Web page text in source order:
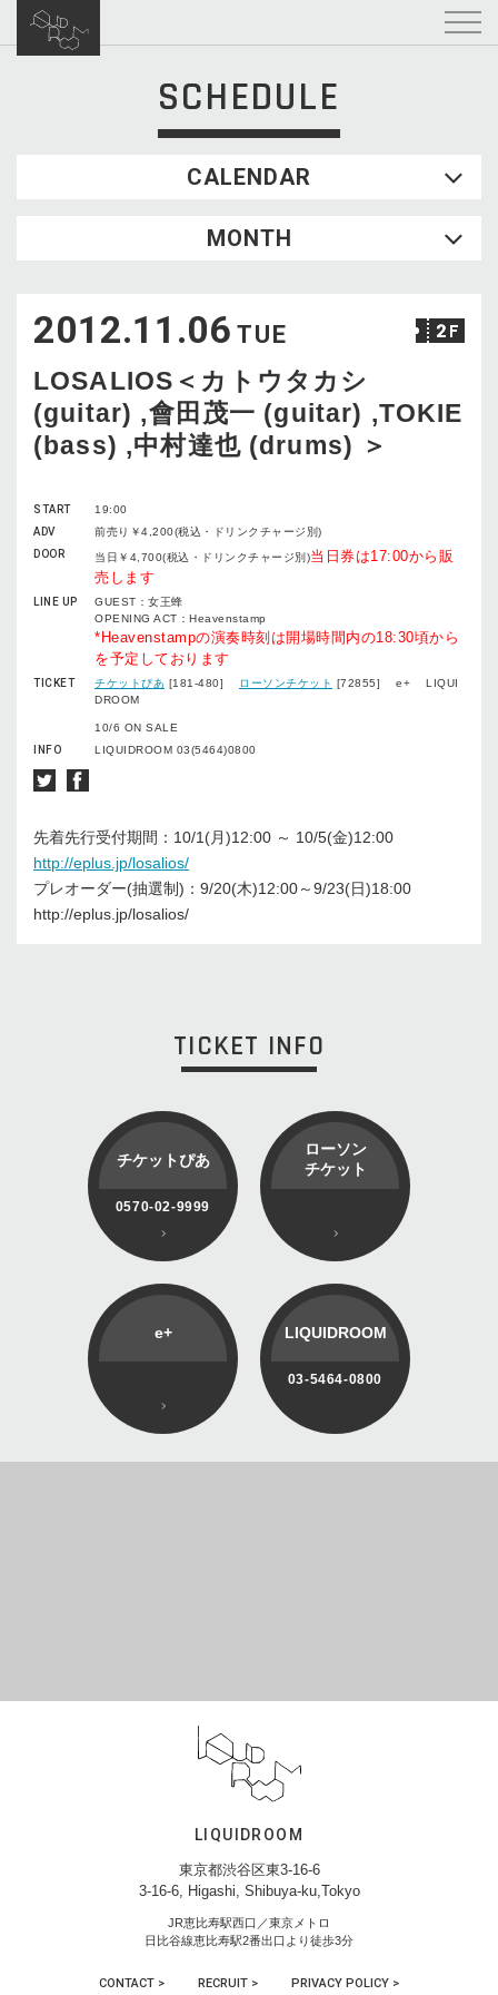
SCHEDULE
CALENDAR
WED
2
3 4 5
8
16
17 18 19 20 21
23
24 25 26 27 28
29
30
31
MONTH
2012.11.06 TUE
LOSALIOS＜カトウタカシ
(guitar) ,會田茂一 (guitar) ,TOKIE
(bass) ,中村達也 (drums) ＞
START
19:00
ADV
前売り￥4,200(税込・ドリンクチャージ別)
DOOR
当日￥4,700(税込・ドリンクチャージ別)当日券は17:00から販
売します
LINE UP
GUEST：女王蜂
OPENING ACT：Heavenstamp
*Heavenstampの演奏時刻は開場時間内の18:30頃から
を予定しております
TICKET チケットぴあ [181-480] ローソンチケット [72855] e+ LIQUI
DROOM
10/6 ON SALE
INFO
LIQUIDROOM 03(5464)0800
先着先行受付期間：10/1(月)12:00 ～ 10/5(金)12:00
http://eplus.jp/losalios/
プレオーダー(抽選制)：9/20(木)12:00～9/23(日)18:00
http://eplus.jp/losalios/
TICKET INFO
チケットぴあ
0570-02-9999
ローソン
チケット
e+ LIQUIDROOM
03-5464-0800
LIQUIDROOM
東京都渋谷区東3-16-6
3-16-6, Higashi, Shibuya-ku,Tokyo
JR恵比寿駅西口／東京メトロ
日比谷線恵比寿駅2番出口より徒歩3分
CONTACT > RECRUIT > PRIVACY POLICY >